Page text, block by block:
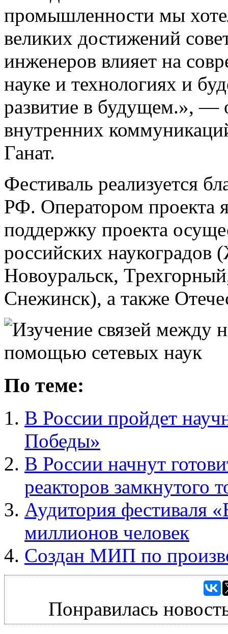
промышленности мы
великих достижений
инженеров влияет на
науке и технологиях и
развитие в будущем.», —
внутренних
Ганат.
Фестиваль реализуется
РФ. Оператором
поддержку проекта
российских наукоградов
Новоуральск,
Снежинск), а также
По теме:
В России пройдет
Победы»
В России начнут
реакторов замкнутого
Аудитория фестиваля
миллионов человек
Создан МИП по
Понравилась